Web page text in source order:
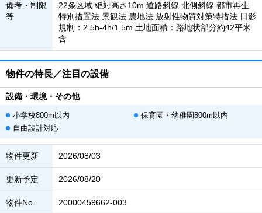
備考・制限
等
22条区域 絶対高さ10m 道路斜線 北側斜線 都市再生
特別措置法 景観法 農地法 放射性物質対策特措法 日影
規制：2.5h-4h/1.5m 土地面積：路地状部分約42平米
含
物件の特長／注目の設備
設備・環境・その他
小学校800m以内
保育園・幼稚園800m以内
自由設計対応
物件更新 2026/08/03
更新予定 2026/08/20
物件No. 20000459662-003